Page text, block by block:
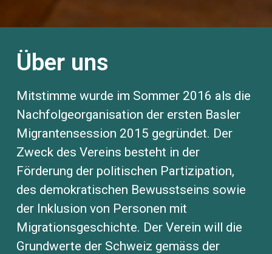
Über uns
Mitstimme wurde im Sommer 2016 als die
Nachfolgeorganisation der ersten Basler
Migrantensession 2015 gegründet. Der
Zweck des Vereins besteht in der
Förderung der politischen Partizipation,
des demokratischen Bewusstseins sowie
der Inklusion von Personen mit
Migrationsgeschichte. Der Verein will die
Grundwerte der Schweiz gemäss der